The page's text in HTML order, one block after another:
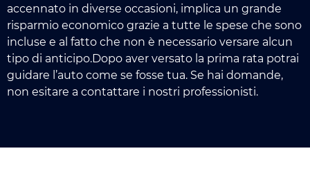
accennato in diverse occasioni, implica un grande
risparmio economico grazie a tutte le spese che sono
incluse e al fatto che non è necessario versare alcun
tipo di anticipo.Dopo aver versato la prima rata potrai
guidare l’auto come se fosse tua. Se hai domande,
non esitare a contattare i nostri professionisti.